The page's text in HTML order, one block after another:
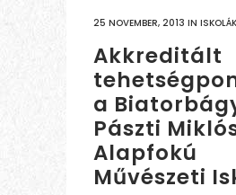
25 NOVEMBER, 2013 IN ISKOLÁK
Akkreditált
a
Pászti
Alapfokú
Művészeti